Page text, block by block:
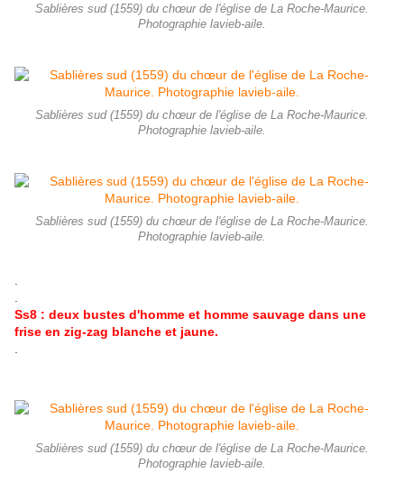
Sablières sud (1559) du chœur de l'église de La Roche-Maurice.
Photographie lavieb-aile.
Sablières sud (1559) du chœur de l'église de La Roche-Maurice.
Photographie lavieb-aile.
Sablières sud (1559) du chœur de l'église de La Roche-Maurice.
Photographie lavieb-aile.
.
.
Ss8 : deux bustes d'homme et homme sauvage dans une
frise en zig-zag blanche et jaune.
.
Sablières sud (1559) du chœur de l'église de La Roche-Maurice.
Photographie lavieb-aile.